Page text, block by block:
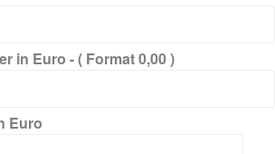
in Euro - ( Format 0,00 )
Euro